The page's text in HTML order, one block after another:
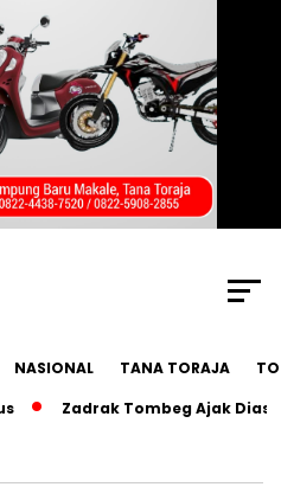
NASIONAL TANA TORAJA
Zadrak Tombeg Ajak